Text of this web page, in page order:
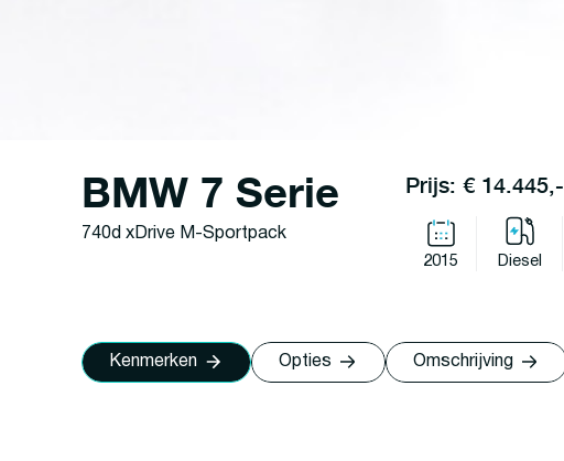
BMW 7 Serie
740d xDrive M-Sportpack
Prijs: € 14.445,-
2015 Diesel
Kenmerken Opties Omschrijving